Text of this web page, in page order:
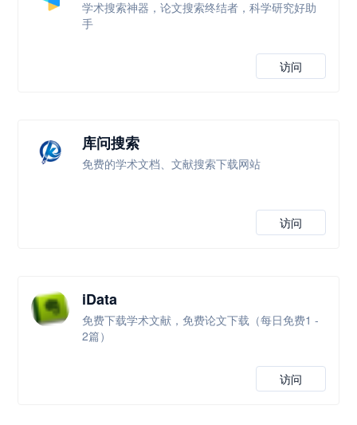
学术搜索神器，论文搜索终结者，科学研究好助
手
访问
库问搜索
免费的学术文档、文献搜索下载网站
访问
iData
免费下载学术文献，免费论文下载（每日免费1 -
2篇）
访问